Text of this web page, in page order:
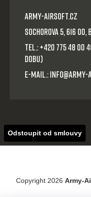
Army-Airsoft.cz
Sochorova 5, 616
Tel.: +420 775 48
dobu)
E-mail.:
Odstoupit od smlouvy
Copyright 2026 Army-